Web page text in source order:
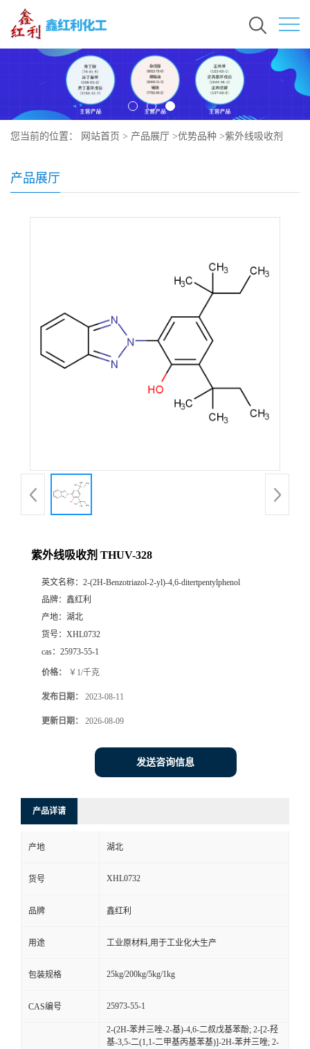
您当前的位置： 网站首页 > 产品展厅 >优势品种 >紫外线吸收剂
产品展厅
紫外线吸收剂 THUV-328
英文名称： 2-(2H-Benzotriazol-2-yl)-4,6-ditertpentylphenol
品牌： 鑫红利
产地： 湖北
货号： XHL0732
cas： 25973-55-1
价格： ￥1/千克
发布日期： 2023-08-11
更新日期： 2026-08-09
发送咨询信息
产品详请
产地 湖北
货号 XHL0732
品牌 鑫红利
用途 工业原材料,用于工业化大生产
包装规格 25kg/200kg/5kg/1kg
CAS编号 25973-55-1
2-(2H-苯并三唑-2-基)-4,6-二叔戊基苯酚; 2-[2-羟
基-3,5-二(1,1-二甲基丙基苯基)]-2H-苯并三唑; 2-